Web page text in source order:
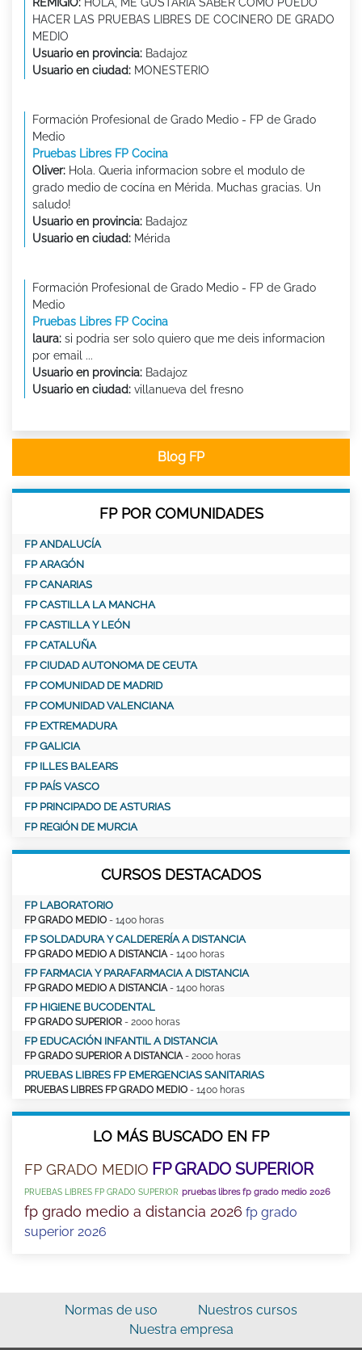
HACER LAS PRUEBAS LIBRES DE COCINERO DE GRADO
MEDIO
Usuario en provincia: Badajoz
Usuario en ciudad: MONESTERIO
Formación Profesional de Grado Medio - FP de Grado
Medio
Pruebas Libres FP Cocina
Oliver: Hola. Queria informacion sobre el modulo de
grado medio de cocína en Mérida. Muchas gracias. Un
saludo!
Usuario en provincia: Badajoz
Usuario en ciudad: Mérida
Formación Profesional de Grado Medio - FP de Grado
Medio
Pruebas Libres FP Cocina
laura: si podria ser solo quiero que me deis informacion
por email ...
Usuario en provincia: Badajoz
Usuario en ciudad: villanueva del fresno
Blog FP
FP POR COMUNIDADES
FP ANDALUCÍA
FP ARAGÓN
FP CANARIAS
FP CASTILLA LA MANCHA
FP CASTILLA Y LEÓN
FP CATALUÑA
FP CIUDAD AUTONOMA DE CEUTA
FP COMUNIDAD DE MADRID
FP COMUNIDAD VALENCIANA
FP EXTREMADURA
FP GALICIA
FP ILLES BALEARS
FP PAÍS VASCO
FP PRINCIPADO DE ASTURIAS
FP REGIÓN DE MURCIA
CURSOS DESTACADOS
FP LABORATORIO
FP GRADO MEDIO - 1400 horas
FP SOLDADURA Y CALDERERÍA A DISTANCIA
FP GRADO MEDIO A DISTANCIA - 1400 horas
FP FARMACIA Y PARAFARMACIA A DISTANCIA
FP GRADO MEDIO A DISTANCIA - 1400 horas
FP HIGIENE BUCODENTAL
FP GRADO SUPERIOR - 2000 horas
FP EDUCACIÓN INFANTIL A DISTANCIA
FP GRADO SUPERIOR A DISTANCIA - 2000 horas
PRUEBAS LIBRES FP EMERGENCIAS SANITARIAS
PRUEBAS LIBRES FP GRADO MEDIO - 1400 horas
LO MÁS BUSCADO EN FP
FP GRADO MEDIO FP GRADO SUPERIOR
PRUEBAS LIBRES FP GRADO SUPERIOR pruebas libres fp grado medio 2026
fp grado medio a distancia 2026 fp grado
superior 2026
Normas de uso
Nuestros cursos
Nuestra empresa